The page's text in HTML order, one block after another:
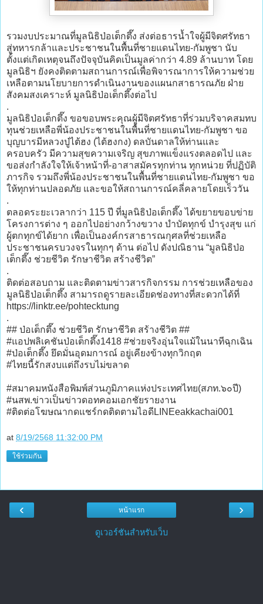
รวมงบประมาณที่มูลนิธิป่อเต็กตึ๊ง ส่งต่อธารน้ำใจผู้มีจิตศรัทธา
สู่ทหารกล้าและประชาชนในพื้นที่ชายแดนไทย-กัมพูชา นับ
ตั้งแต่เกิดเหตุจนถึงปัจจุบันคิดเป็นมูลค่ากว่า 4.89 ล้านบาท โดย
มูลนิธิฯ ยังคงติดตามสถานการณ์เพื่อพิจารณาการให้ความช่วย
เหลือตามนโยบายการดำเนินงานของแผนกสาธารณภัย ฝ่าย
สังคมสงเคราะห์ มูลนิธิป่อเต็กตึ๊งต่อไป
.
มูลนิธิป่อเต็กตึ๊ง ขอขอบพระคุณผู้มีจิตศรัทธาที่ร่วมบริจาคสมทบ
ทุนช่วยเหลือพี่น้องประชาชนในพื้นที่ชายแดนไทย-กัมพูชา ขอ
บุญบารมีหลวงปู่ไต้ฮง (ไต้ฮงกง) ดลบันดาลให้ท่านและ
ครอบครัว มีความสุขความเจริญ สุขภาพแข็งแรงตลอดไป และ
ขอส่งกำลังใจให้เจ้าหน้าที่-อาสาสมัครทุกท่าน ทุกหน่วย ที่ปฏิบัติ
ภารกิจ รวมถึงพี่น้องประชาชนในพื้นที่ชายแดนไทย-กัมพูชา ขอ
ให้ทุกท่านปลอดภัย และขอให้สถานการณ์คลี่คลายโดยเร็ววัน
.
ตลอดระยะเวลากว่า 115 ปี ที่มูลนิธิป่อเต็กตึ๊ง ได้ขยายขอบข่าย
โครงการต่าง ๆ ออกไปอย่างกว้างขวาง บำบัดทุกข์ บำรุงสุข แก่
ผู้ตกทุกข์ได้ยาก เพื่อเป็นองค์กรสาธารณกุศลที่ช่วยเหลือ
ประชาชนครบวงจรในทุกๆ ด้าน ต่อไป ดังปณิธาน “มูลนิธิป่อ
เต็กตึ๊ง ช่วยชีวิต รักษาชีวิต สร้างชีวิต”
.
ติดต่อสอบถาม และติดตามข่าวสารกิจกรรม การช่วยเหลือของ
มูลนิธิป่อเต็กตึ๊ง สามารถดูรายละเอียดช่องทางที่สะดวกได้ที่
https://linktr.ee/pohtecktung
.
## ป่อเต็กตึ๊ง ช่วยชีวิต รักษาชีวิต สร้างชีวิต ##
#แอปพลิเคชันป่อเต็กตึ๊ง1418 #ช่วยจริงอุ่นใจแม้ในนาทีฉุกเฉิน
#ป่อเต็กตึ๊ง ยึดมั่นอุดมการณ์ อยู่เคียงข้างทุกวิกฤต
#ไทยนี้รักสงบแต่ถึงรบไม่ขลาด
#สมาคมหนังสือพิมพ์ส่วนภูมิภาคแห่งประเทศไทย(สภท.๖๐ปี)
#นสพ.ข่าวเป็นข่าวดอทคอมเอกชัยรายงาน
#ติดต่อโฆษณากดแชร์กดติดตามไอดีLINEeakkachai001
at 8/19/2568 11:32:00 PM
ใช้ร่วมกัน
‹ ›
หน้าแรก
ดูเวอร์ชันสำหรับเว็บ